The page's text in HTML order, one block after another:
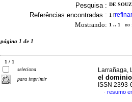
Pesquisa : DE
Referências encontradas : 1 [refinar
Mostrando: 1 .. 1 no
página 1 de 1
1 / 1
seleciona
para imprimir
Larrañaga,
el
ISSN 2393-
· resumo